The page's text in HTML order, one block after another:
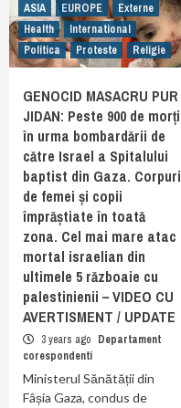
ASIA EUROPE
Externe
Health
International
Politica
Proteste Religie
GENOCID MASACRU PUR
JIDAN: Peste 900 de morți
în urma bombardării de
către Israel a Spitalului
baptist din Gaza. Corpuri
de femei și copii
împrăștiate în toată
zona. Cel mai mare atac
mortal israelian din
ultimele 5 războaie cu
palestinienii – VIDEO CU
AVERTISMENT / UPDATE
3 years ago Departament
corespondenti
Ministerul Sănătății din
Fâșia Gaza, condus de